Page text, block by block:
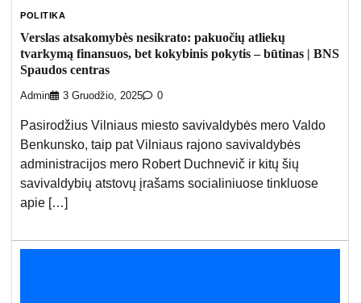
POLITIKA
Verslas atsakomybės nesikrato: pakuočių atliekų
tvarkymą finansuos, bet kokybinis pokytis – būtinas | BNS
Spaudos centras
Admin 3 Gruodžio, 2025 0
Pasirodžius Vilniaus miesto savivaldybės mero Valdo
Benkunsko, taip pat Vilniaus rajono savivaldybės
administracijos mero Robert Duchnevič ir kitų šių
savivaldybių atstovų įrašams socialiniuose tinkluose
apie […]